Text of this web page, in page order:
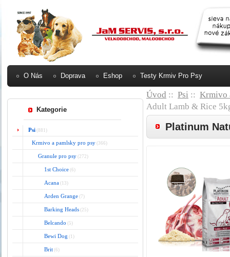
O Nás Doprava Eshop Testy Krmiv Pro Psy
Kategorie
Psi (881)
Krmivo a pamlsky pro psy (366)
Granule pro psy (272)
1st Choice (6)
Acana (13)
Arden Grange (7)
Barking Heads (25)
Belcando (5)
Bewi Dog (1)
Brit (6)
Úvod :: Psi :: Krmivo
Adult Lamb & Rice
Platinum